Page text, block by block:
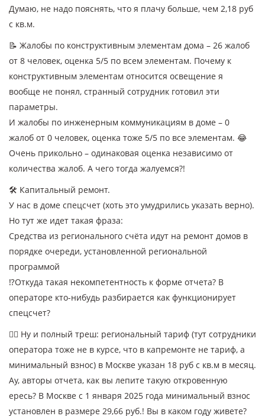
Думаю, не надо пояснять, что я плачу больше, чем 2,18 руб
с кв.м.
📝 Жалобы по конструктивным элементам дома – 26 жалоб
от 8 человек, оценка 5/5 по всем элементам. Почему к
конструктивным элементам относится освещение я
вообще не понял, странный сотрудник готовил эти
параметры.
И жалобы по инженерным коммуникациям в доме – 0
жалоб от 0 человек, оценка тоже 5/5 по все элементам. 😂
Очень прикольно – одинаковая оценка независимо от
количества жалоб. А чего тогда жалуемся?!
🛠 Капитальный ремонт.
У нас в доме спецсчет (хоть это умудрились указать верно).
Но тут же идет такая фраза:
Средства из регионального счёта идут на ремонт домов в
порядке очереди, установленной региональной
программой
⁉️Откуда такая некомпетентность к форме отчета? В
операторе кто-нибудь разбирается как функционирует
спецсчет?
🤦‍♂️ Ну и полный треш: региональный тариф (тут сотрудники
оператора тоже не в курсе, что в капремонте не тариф, а
минимальный взнос) в Москве указан 18 руб с кв.м в месяц.
Ау, авторы отчета, как вы лепите такую откровенную
ересь? В Москве с 1 января 2025 года минимальный взнос
установлен в размере 29,66 руб.! Вы в каком году живете?